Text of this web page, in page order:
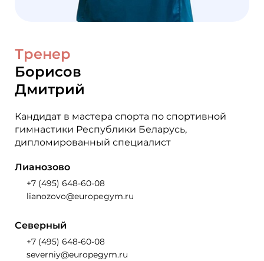
Тренер
Борисов
Дмитрий
Кандидат в мастера спорта по спортивной
гимнастики Республики Беларусь,
дипломированный специалист
Лианозово
+7 (495) 648-60-08
lianozovo@europеgym.ru
Северный
+7 (495) 648-60-08
severniy@europegym.ru